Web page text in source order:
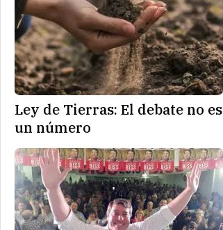
Ley de Tierras: El debate no es
un número